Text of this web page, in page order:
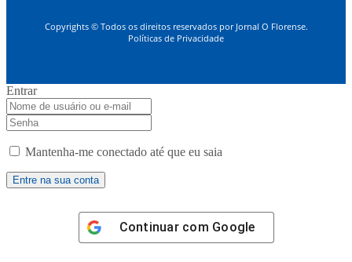
Copyrights © Todos os direitos reservados por Jornal O Florense.
Políticas de Privacidade
Entrar
Mantenha-me conectado até que eu saia
Continuar com Google